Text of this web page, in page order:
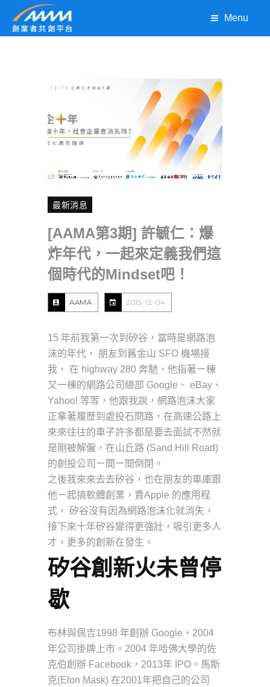
Menu
最新消息
[AAMA第3期] 許毓仁：爆
炸年代，一起來定義我們這
個時代的Mindset吧！
AAMA 2015-12-04
15 年前我第一次到矽谷，當時是網路泡
沫的年代， 朋友到舊金山 SFO 機場接
我， 在 highway 280 奔馳，他指著ㄧ棟
又一棟的網路公司總部 Google、 eBay、
Yahoo! 等等，他跟我說，網路泡沫大家
正拿著履歷到處投石問路，在高速公路上
來來往往的車子許多都是要去面試不然就
是剛被解僱，在山丘路 (Sand Hill Road)
的創投公司ㄧ間ㄧ間倒閉。
之後我來來去去矽谷，也在朋友的車庫跟
他ㄧ起搞軟體創業，賣Apple 的應用程
式， 矽谷沒有因為網路泡沫化就消失，
接下來十年矽谷變得更強壯，吸引更多人
才，更多的創新在發生。
矽谷創新火未曾停
歇
布林與佩吉1998 年創辦 Google，2004
年公司掛牌上市。2004 年哈佛大學的佐
克伯創辦 Facebook，2013年 IPO。馬斯
克(Elon Mask) 在2001年把自己的公司